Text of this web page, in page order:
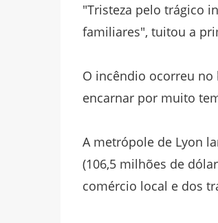
"Tristeza pelo trágico
familiares", tuitou a
O incêndio ocorreu no
encarnar por muito
A metrópole de Lyon
(106,5 milhões de
comércio local e dos